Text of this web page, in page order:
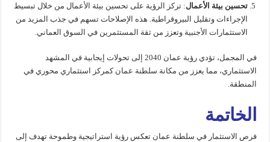
تحسين بيئة الأعمال: تركز الرؤية على تحسين بيئة الأعمال من خلال تبسيط
الإجراءات وتقليل البيروقراطية. هذه الإصلاحات تسهم في جذب المزيد من
الاستثمارات الأجنبية وتعزز من ثقة المستثمرين في السوق العماني.
في المجمل، تؤدي رؤية عمان 2040 إلى تحولات إيجابية في المشهد
الاستثماري، مما يعزز من مكانة سلطنة عمان كمركز استثماري محوري في
المنطقة.
الخاتمة
فرص الاستثمار في سلطنة عمان تعكس رؤية استراتيجية وطموحة تهدف إلى